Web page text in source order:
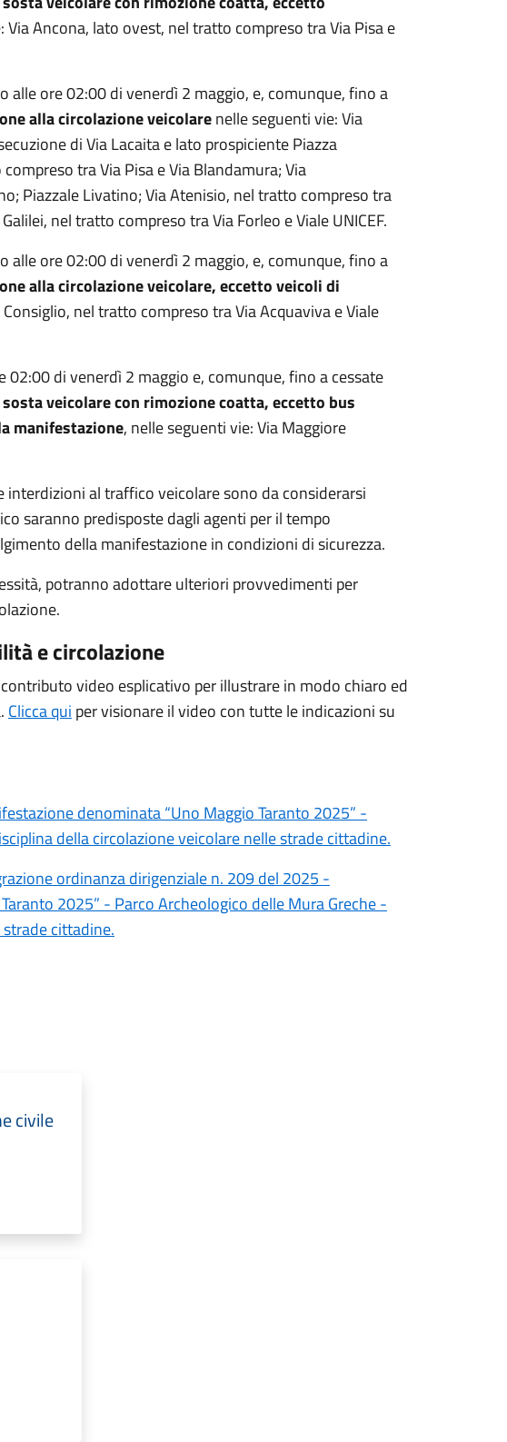
Via Ancona, lato ovest, nel tratto compreso tra Via Pisa e
alle ore 02:00 di venerdì 2 maggio, e, comunque, fino a
alla circolazione veicolarenelle seguenti vie: Via
di Via Lacaita e lato prospiciente Piazza
tra Via Pisa e Via Blandamura; Via
Piazzale Livatino; Via Atenisio, nel tratto compreso tra
nel tratto compreso tra Via Forleo e Viale UNICEF.
alle ore 02:00 di venerdì 2 maggio, e, comunque, fino a
alla circolazione veicolare, eccetto veicoli di
nel tratto compreso tra Via Acquaviva e Viale
di venerdì 2 maggio e, comunque, fino a cessate
veicolare con rimozione coatta, eccetto bus
manifestazione, nelle seguenti vie: Via Maggiore
interdizioni al traffico veicolare sono da considerarsi
saranno predisposte dagli agenti per il tempo
della manifestazione in condizioni di sicurezza.
potranno adottare ulteriori provvedimenti per
e circolazione
video esplicativo per illustrare in modo chiaro ed
Clicca qui per visionare il video con tutte le indicazioni su
denominata “Uno Maggio Taranto 2025” -
della circolazione veicolare nelle strade cittadine.
ordinanza dirigenziale n. 209 del 2025 -
2025” - Parco Archeologico delle Mura Greche -
cittadine.
civile